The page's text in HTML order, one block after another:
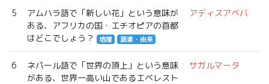
5
アムハラ語で「新しい花」という意味が
ある、アフリカの国・エチオピアの首都
はどこでしょう？
地理 語源・由来
アディスアベバ
6
ネパール語で「世界の頂上」という意味
がある、世界一高い山であるエベレスト
サガルマータ